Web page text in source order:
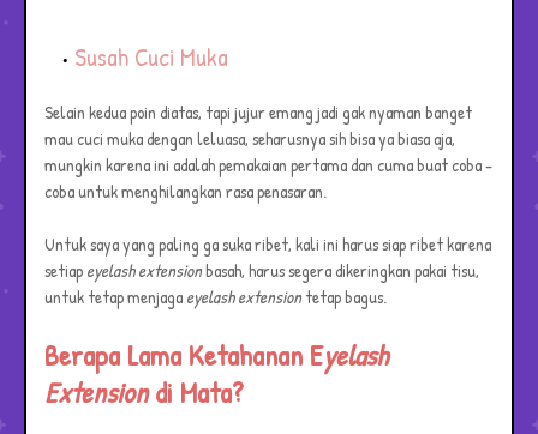
Susah Cuci Muka
Selain kedua poin diatas, tapi jujur emang jadi gak nyaman banget
mau cuci muka dengan leluasa, seharusnya sih bisa ya biasa aja,
mungkin karena ini adalah pemakaian pertama dan cuma buat coba -
coba untuk menghilangkan rasa penasaran.
Untuk saya yang paling ga suka ribet, kali ini harus siap ribet karena
setiapeyelash extensionbasah, harus segera dikeringkan pakai tisu,
untuk tetap menjagaeyelash extensiontetap bagus.
Berapa Lama Ketahanan Eyelash
Extensiondi Mata?